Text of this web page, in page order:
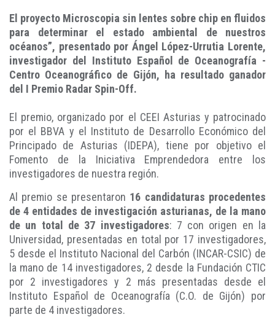
El proyecto Microscopia sin lentes sobre chip en fluidos
para determinar el estado ambiental de nuestros
océanos”, presentado por Ángel López-Urrutia Lorente,
investigador del Instituto Español de Oceanografía -
Centro Oceanográfico de Gijón, ha resultado ganador
del I Premio Radar Spin-Off.
El premio, organizado por el CEEI Asturias y patrocinado
por el BBVA y el Instituto de Desarrollo Económico del
Principado de Asturias (IDEPA), tiene por objetivo el
Fomento de la Iniciativa Emprendedora entre los
investigadores de nuestra región.
Al premio se presentaron 16 candidaturas procedentes
de 4 entidades de investigación asturianas, de la mano
de un total de 37 investigadores: 7 con origen en la
Universidad, presentadas en total por 17 investigadores,
5 desde el Instituto Nacional del Carbón (INCAR-CSIC) de
la mano de 14 investigadores, 2 desde la Fundación CTIC
por 2 investigadores y 2 más presentadas desde el
Instituto Español de Oceanografía (C.O. de Gijón) por
parte de 4 investigadores.